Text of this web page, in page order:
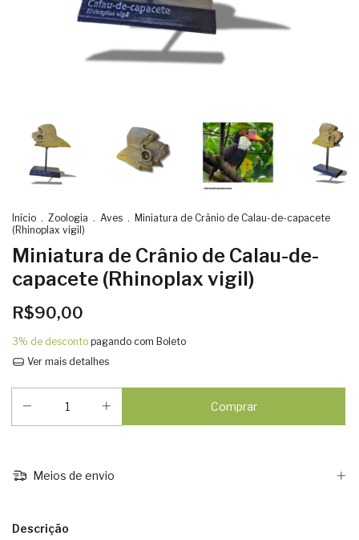
Início . Zoologia . Aves . Miniatura de Crânio de Calau-de-capacete
(Rhinoplax vigil)
Miniatura de Crânio de Calau-de-
capacete (Rhinoplax vigil)
R$90,00
3% de desconto pagando com Boleto
Ver mais detalhes
Meios de envio
Descrição